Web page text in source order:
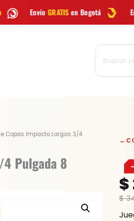
en Bogotá Envío gratis a todo
Búsqueda
de
Copas Impacto Largas 3/4
Pulgada 8
←
$
$
de
3/4